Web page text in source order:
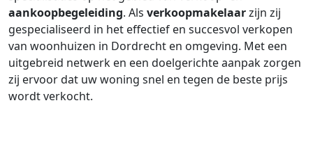
aankoopbegeleiding. Als verkoopmakelaarzijn zij
gespecialiseerd in het effectief en succesvol verkopen
van woonhuizen in Dordrecht en omgeving. Met een
uitgebreid netwerk en een doelgerichte aanpak zorgen
zij ervoor dat uw woning snel en tegen de beste prijs
wordt verkocht.